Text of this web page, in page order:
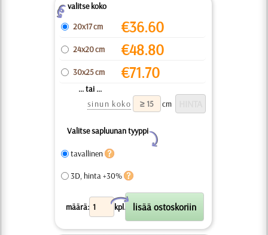
Zvalitse koko
20x17 cm
€36.60
24x20 cm €48.80
30x25 cm €71.70
... tai ...
sinun koko
cm
Valitse sapluunan tyyppi
Y
tavallinen
3D, hinta +30%
määrä: kpl.
X